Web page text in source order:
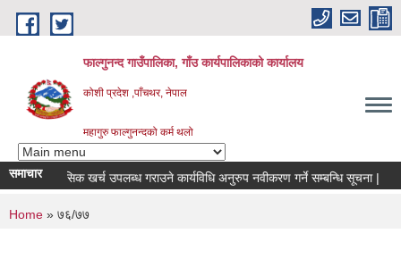
Skip to main content
फाल्गुनन्द गाउँपालिका, गाँउ कार्यपालिकाको कार्यालय
कोशी प्रदेश ,पाँचथर, नेपाल
महागुरु फाल्गुनन्दको कर्म थलो
समाचारमासिक खर्च उपलब्ध गराउने कार्यविधि अनुरुप नवीकरण गर्ने सम्बन्धि सूचना |
You are here
Home » ७६/७७